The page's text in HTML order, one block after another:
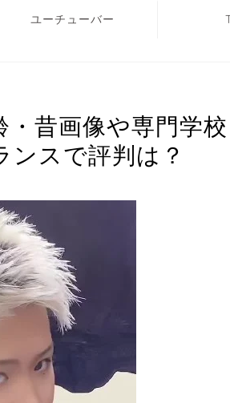
ユーチューバー
・昔画像や専門学
ンスで評判は？